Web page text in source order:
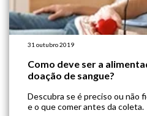
31 outubro 2019
Como deve ser a
doação de sangue?
Descubra se é preciso ou não
e o que comer antes da coleta.